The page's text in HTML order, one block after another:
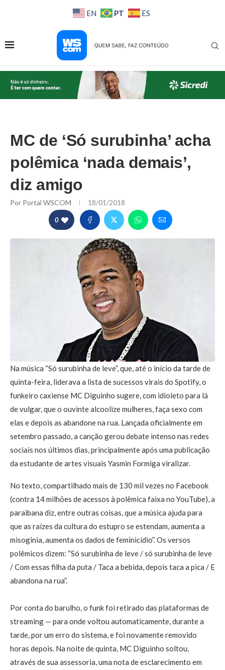
EN PT ES
MC de ‘Só surubinha’ acha
polêmica ‘nada demais’,
diz amigo
Por Portal WSCOM 18/01/2018
0
Na música “Só surubinha de leve”, que, até o início da tarde de
quinta-feira, liderava a lista de sucessos virais do Spotify, o
funkeiro caxiense MC Diguinho sugere, com idioleto para lá
de vulgar, que o ouvinte alcoolize mulheres, faça sexo com
elas e depois as abandone na rua. Lançada oficialmente em
setembro passado, a canção gerou debate intenso nas redes
sociais nos últimos dias, principalmente após uma publicação
da estudante de artes visuais Yasmin Formiga viralizar.
No texto, compartilhado mais de 130 mil vezes no Facebook
(contra 14 milhões de acessos à polêmica faixa no YouTube), a
paraibana diz, entre outras coisas, que a música ajuda para
que as raízes da cultura do estupro se estendam, aumenta a
misoginia, aumenta os dados de feminicídio”. Os versos
polêmicos dizem: “Só surubinha de leve / só surubinha de leve
/ Com essas filha da puta / Taca a bebida, depois taca a pica / E
abandona na rua”.
Por conta do barulho, o funk foi retirado das plataformas de
streaming — para onde voltou automaticamente, durante a
tarde, por um erro do sistema, e foi novamente removido
horas depois. Na noite de quinta, MC Diguinho soltou,
através de sua assessoria, uma nota de esclarecimento em